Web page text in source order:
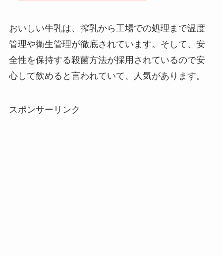
おいしい牛乳は、搾乳から工場での処理まで温度
管理や衛生管理が徹底されています。そして、安
全性を保持する殺菌方法が採用されているので安
心して飲めると言われていて、人気があります。
スポンサーリンク